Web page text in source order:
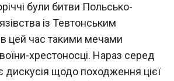
були битви Польсько-
із Тевтонським
цей час такими мечами
хрестоносці. Нараз серед
дискусія щодо походження цієї